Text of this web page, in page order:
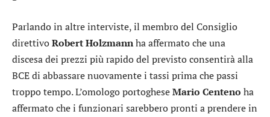
Parlando in altre interviste, il membro del Consiglio
direttivoRobert Holzmannha affermato che una
discesa dei prezzi più rapido del previsto consentirà alla
BCE di abbassare nuovamente i tassi prima che passi
troppo tempo. L’omologo portogheseMario Centeno ha
affermato che i funzionari sarebbero pronti a prendere in